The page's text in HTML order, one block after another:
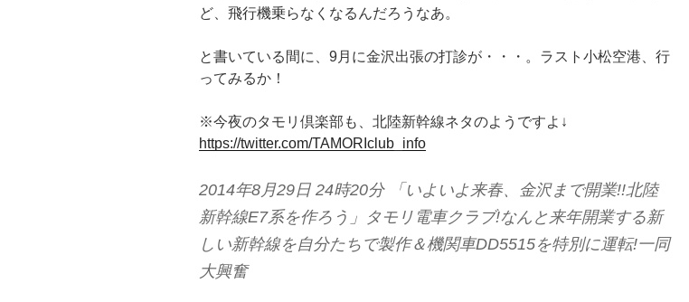
ど、飛行機乗らなくなるんだろうなあ。
と書いている間に、9月に金沢出張の打診が・・・。ラスト小松空港、行
ってみるか！
※今夜のタモリ倶楽部も、北陸新幹線ネタのようですよ↓
https://twitter.com/TAMORIclub_info
2014年8月29日 24時20分 「いよいよ来春、金沢まで開業!!北陸
新幹線E7系を作ろう」タモリ電車クラブ!なんと来年開業する新
しい新幹線を自分たちで製作＆機関車DD5515を特別に運転!一同
大興奮